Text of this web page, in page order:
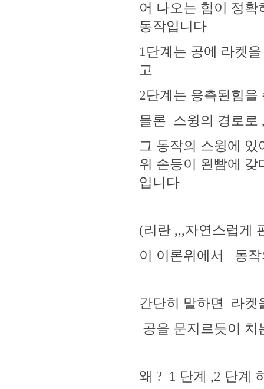
어 나오는 힘이 정
동작입니다
1단계는 공에 라켓
고
2단계는 응측된힘을
믈론 스윙의 경로로
그 동작의 스윙에
위 손등이 왼빰에 갖
입니다
(리란 ,,,자연스럽게
이 이론위에서 동작
간단히 말하면 라켓
공을 문지르듯이
왜 ? 1 단계 ,2 단계